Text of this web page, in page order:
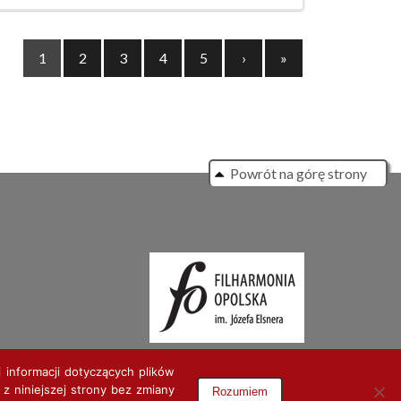
1 2 3 4 5 › »
Powrót na górę strony
dotyczących plików
niniejszej strony bez zmiany
Rozumiem